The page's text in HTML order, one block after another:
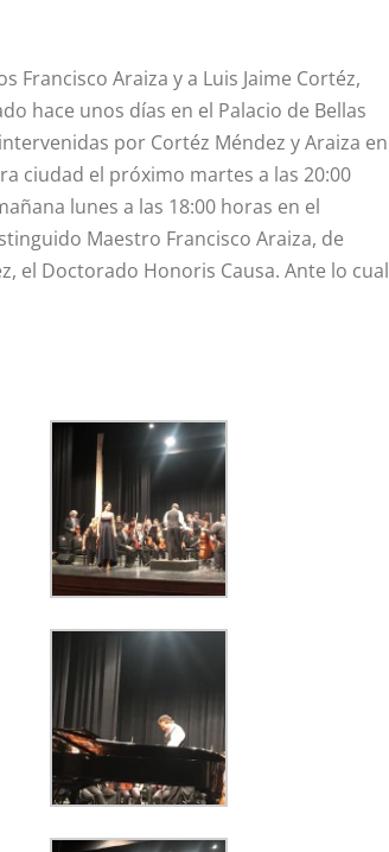
Araiza y a Luis Jaime Cortéz,
hace unos días en el Palacio de Bellas
por Cortéz Méndez y Araiza en
ciudad el próximo martes a las 20:00
lunes a las 18:00 horas en el
Maestro Francisco Araiza, de
el Doctorado Honoris Causa. Ante lo cual